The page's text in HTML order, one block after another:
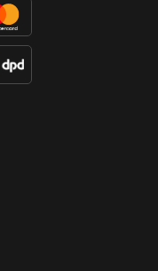
PINTEREST